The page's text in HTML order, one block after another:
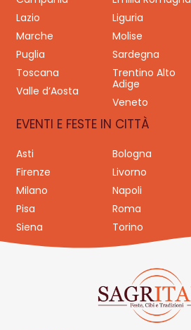
Lazio
Liguria
Marche
Molise
Puglia
Sardegna
Toscana
Trentino Alto
Adige
Valle d’Aosta
Veneto
EVENTI E FESTE IN CITTÀ
Asti Bologna
Firenze
Livorno
Milano
Napoli
Pisa
Roma
Siena
Torino